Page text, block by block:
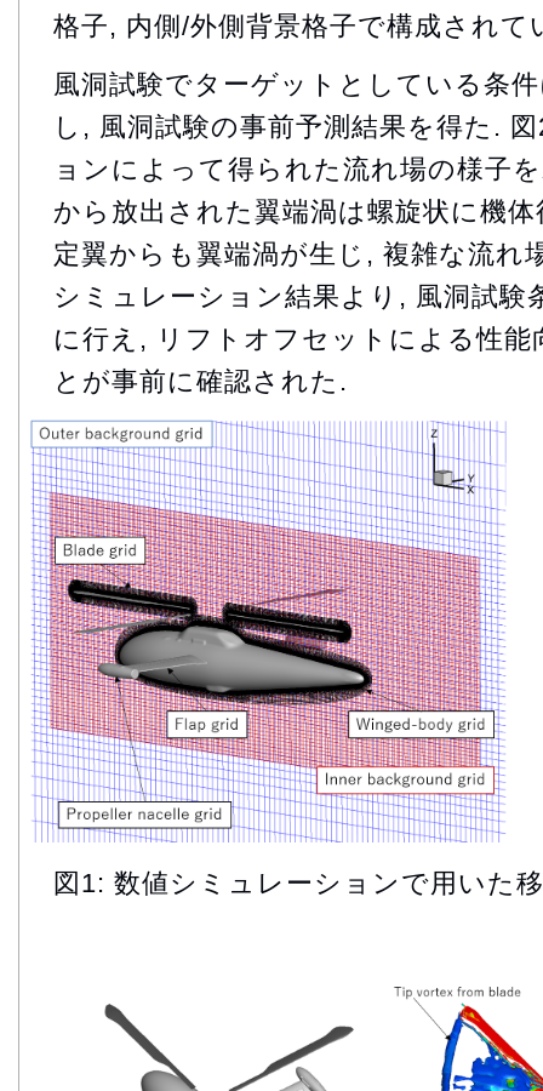
格子, 内側/外側背景格子で構成されて
風洞試験でターゲットとしている条
し, 風洞試験の事前予測結果を得た.
ョンによって得られた流れ場の様子
から放出された翼端渦は螺旋状に機
定翼からも翼端渦が生じ, 複雑な流れ
シミュレーション結果より, 風洞試験
に行え, リフトオフセットによる性能
とが事前に確認された.
図1: 数値シミュレーションで用いた